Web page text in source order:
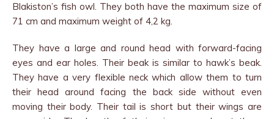
Blakiston’s fish owl. They both have the maximum size of
71 cm and maximum weight of 4,2 kg.
They have a large and round head with forward-facing
eyes and ear holes. Their beak is similar to hawk’s beak.
They have a very flexible neck which allow them to turn
their head around facing the back side without even
moving their body. Their tail is short but their wings are